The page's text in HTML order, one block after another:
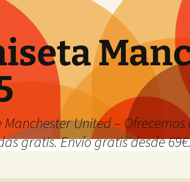
United –
gratis. Envío gratis desde